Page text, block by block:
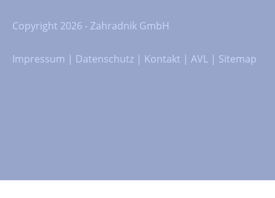
Copyright 2026 - Zahradnik GmbH
Impressum | Datenschutz | Kontakt | AVL | Sitemap